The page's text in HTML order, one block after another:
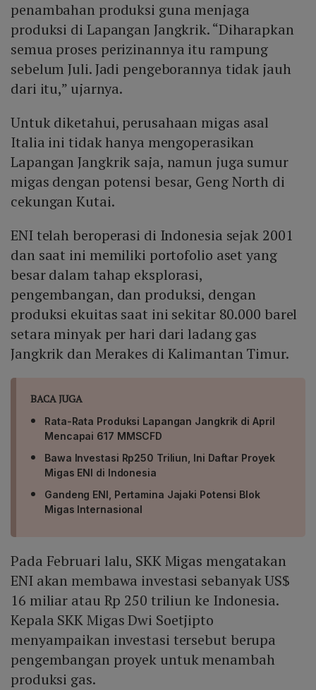
penambahan produksi guna menjaga
produksi di Lapangan Jangkrik. “Diharapkan
semua proses perizinannya itu rampung
sebelum Juli. Jadi pengeborannya tidak jauh
dari itu,” ujarnya.
Untuk diketahui, perusahaan migas asal
Italia ini tidak hanya mengoperasikan
Lapangan Jangkrik saja, namun juga sumur
migas dengan potensi besar, Geng North di
cekungan Kutai.
ENI telah beroperasi di Indonesia sejak 2001
dan saat ini memiliki portofolio aset yang
besar dalam tahap eksplorasi,
pengembangan, dan produksi, dengan
produksi ekuitas saat ini sekitar 80.000 barel
setara minyak per hari dari ladang gas
Jangkrik dan Merakes di Kalimantan Timur.
BACA JUGA
Rata-Rata Produksi Lapangan Jangkrik di April
Mencapai 617 MMSCFD
Bawa Investasi Rp250 Triliun, Ini Daftar Proyek
Migas ENI di Indonesia
Gandeng ENI, Pertamina Jajaki Potensi Blok
Migas Internasional
Pada Februari lalu, SKK Migas mengatakan
ENI akan membawa investasi sebanyak US$
16 miliar atau Rp 250 triliun ke Indonesia.
Kepala SKK Migas Dwi Soetjipto
menyampaikan investasi tersebut berupa
pengembangan proyek untuk menambah
produksi gas.